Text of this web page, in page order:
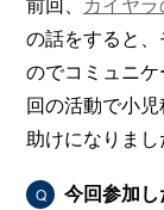
の話をすると
のでコミュニ
回の活動で小
助けになりまし
Q
今回参加